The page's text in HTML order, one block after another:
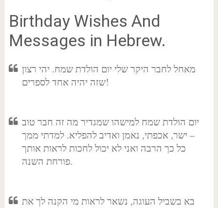
Birthday Wishes And
Messages in Hebrew.
מאחל לחבר היקר שלי יום הולדת שמח. יהי רצון
שזה יהיה אחד לספרים!
יום הולדת שמח למישהו שמגדיר מה זה חבר טוב
– ישר, אכפתי, נאמן ואדיב להפליא. למדתי ממך
כל כך הרבה ואני לא יכול לחכות לראות אותך
פורחת השנה.
בא בשביל העוגה, נשאר לראות מי הקנה לך את